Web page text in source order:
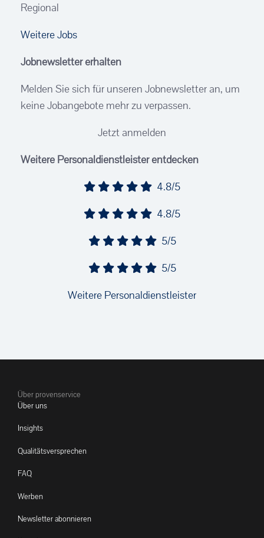
Regional
Weitere Jobs
Jobnewsletter erhalten
Melden Sie sich für unseren Jobnewsletter an, um
keine Jobangebote mehr zu verpassen.
Jetzt anmelden
Weitere Personaldienstleister entdecken
4.8/5
4.8/5
5/5
5/5
Weitere Personaldienstleister
Über provenservice
Über uns
Insights
Qualitätsversprechen
FAQ
Werben
Newsletter abonnieren